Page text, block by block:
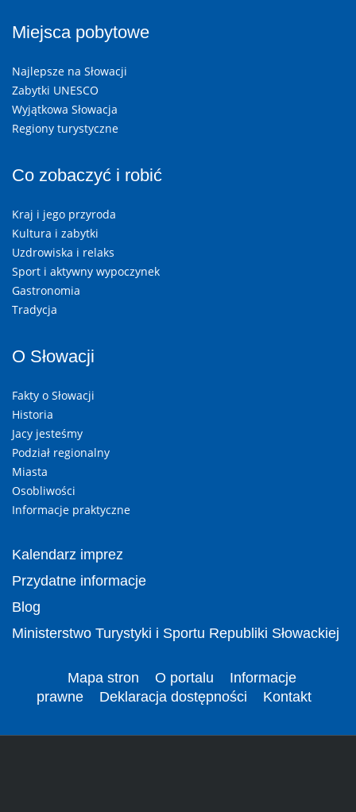
Miejsca pobytowe
Najlepsze na Słowacji
Zabytki UNESCO
Wyjątkowa Słowacja
Regiony turystyczne
Co zobaczyć i robić
Kraj i jego przyroda
Kultura i zabytki
Uzdrowiska i relaks
Sport i aktywny wypoczynek
Gastronomia
Tradycja
O Słowacji
Fakty o Słowacji
Historia
Jacy jesteśmy
Podział regionalny
Miasta
Osobliwości
Informacje praktyczne
Kalendarz imprez
Przydatne informacje
Blog
Ministerstwo Turystyki i Sportu Republiki Słowackiej
Mapa stron O portalu
Informacje
prawne
Deklaracja dostępności Kontakt